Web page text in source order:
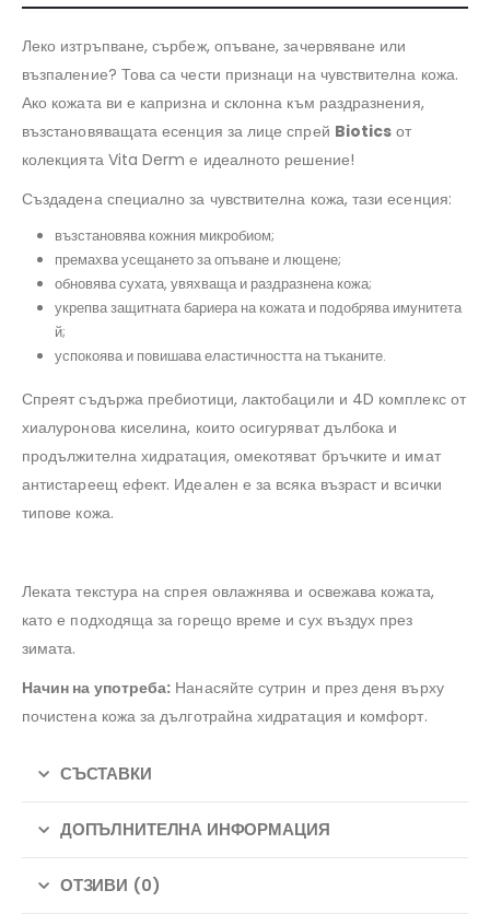
Леко изтръпване, сърбеж, опъване, зачервяване или
възпаление? Това са чести признаци на чувствителна кожа.
Ако кожата ви е капризна и склонна към раздразнения,
възстановяващата есенция за лице спрей Biotics от
колекцията Vita Derm е идеалното решение!
Създадена специално за чувствителна кожа, тази есенция:
възстановява кожния микробиом;
премахва усещането за опъване и лющене;
обновява сухата, увяхваща и раздразнена кожа;
укрепва защитната бариера на кожата и подобрява имунитета
й;
успокоява и повишава еластичността на тъканите.
Спреят съдържа пребиотици, лактобацили и 4D комплекс от
хиалуронова киселина, които осигуряват дълбока и
продължителна хидратация, омекотяват бръчките и имат
антистареещ ефект. Идеален е за всяка възраст и всички
типове кожа.
Леката текстура на спрея овлажнява и освежава кожата,
като е подходяща за горещо време и сух въздух през
зимата.
Начин на употреба: Нанасяйте сутрин и през деня върху
почистена кожа за дълготрайна хидратация и комфорт.
СЪСТАВКИ
ДОПЪЛНИТЕЛНА ИНФОРМАЦИЯ
ОТЗИВИ (0)